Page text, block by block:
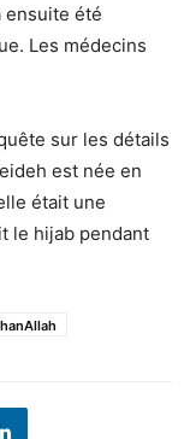
ensuite été
Les médecins
sur les détails
est née en
était une
le hijab pendant